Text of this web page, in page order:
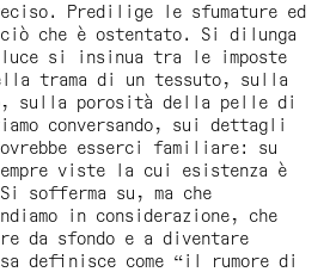
Predilige le sfumature ed
che è ostentato. Si dilunga
si insinua tra le imposte
trama di un tessuto, sulla
sulla porosità della pelle di
conversando, sui dettagli
esserci familiare: su
viste la cui esistenza è
sofferma su, ma che
in considerazione, che
da sfondo e a diventare
definisce come “il rumore di